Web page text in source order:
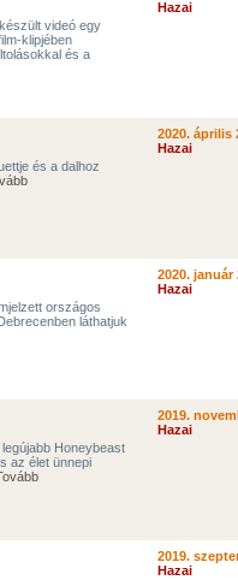
videó egy
klipjében
és a
Hazai
és a dalhoz
2020. április
Hazai
országos
láthatjuk
2020. január
Hazai
Honeybeast
az élet ünnepi
2019.
Hazai
2019.
Hazai